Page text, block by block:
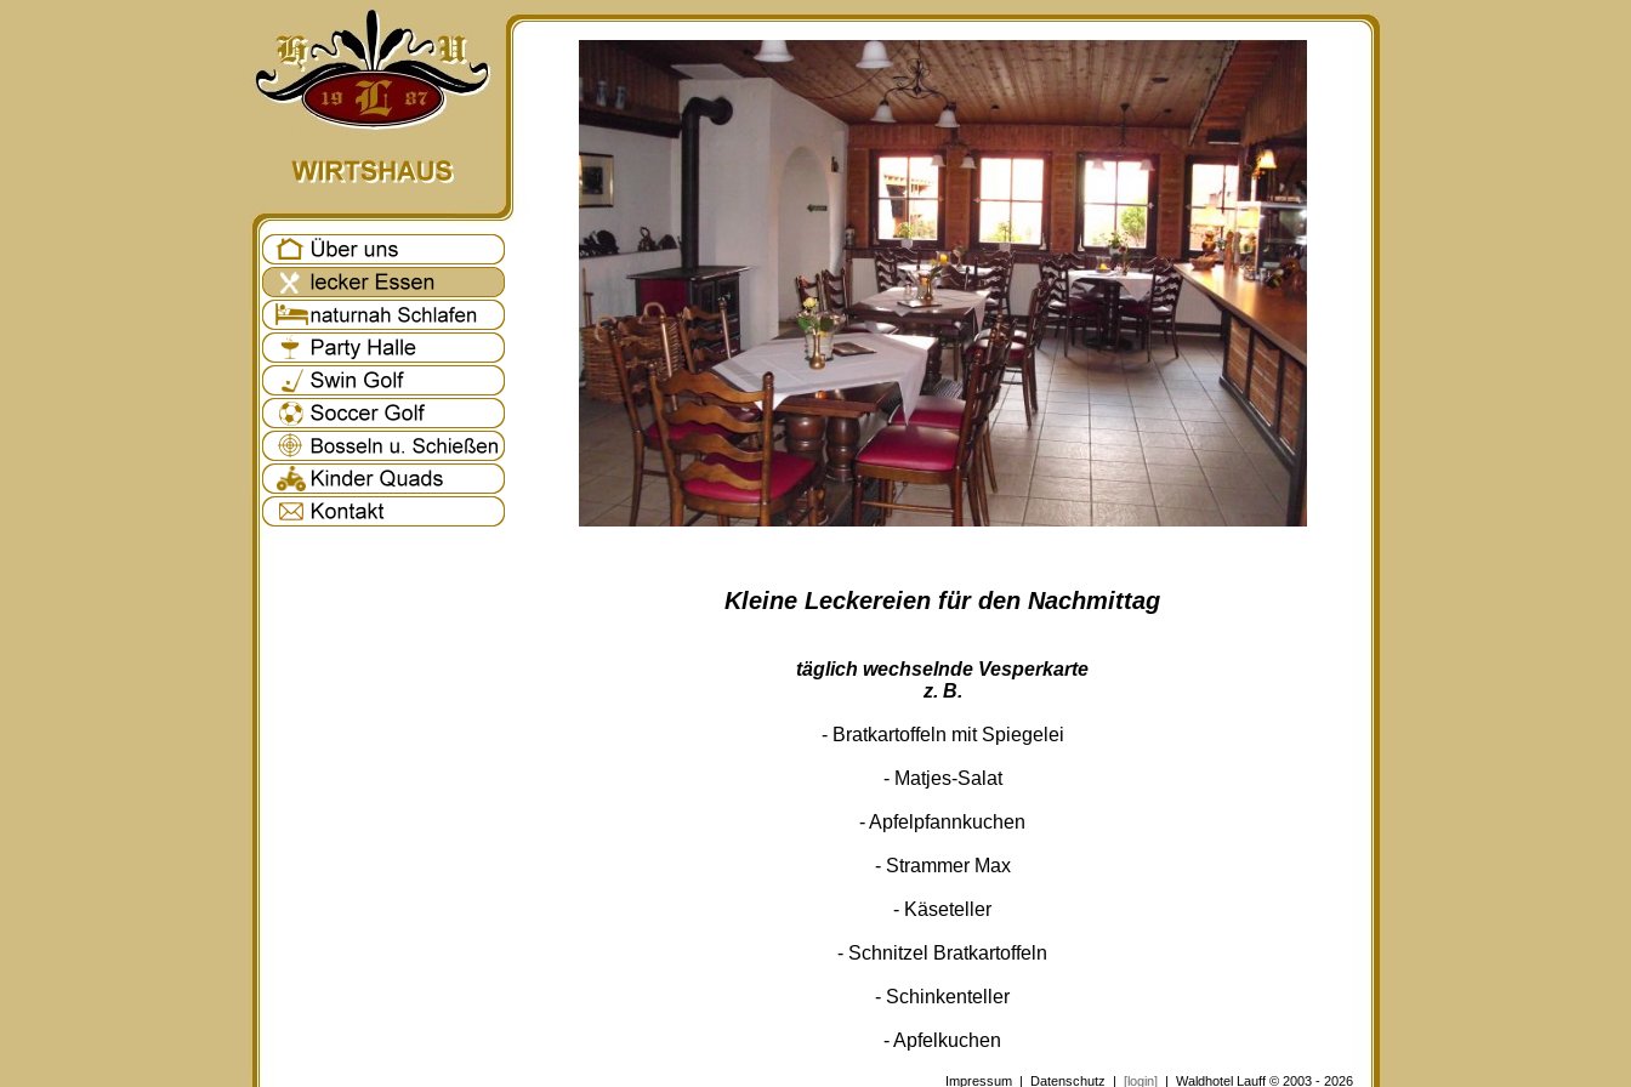
Kleine Leckereien für den Nachmittag
täglich wechselnde Vesperkarte
z. B.
- Bratkartoffeln mit Spiegelei
- Matjes-Salat
- Apfelpfannkuchen
- Strammer Max
- Käseteller
- Schnitzel Bratkartoffeln
- Schinkenteller
​​​​​​​- Apfelkuchen
Impressum | Datenschutz | [login] | Waldhotel Lauff © 2003 - 2026